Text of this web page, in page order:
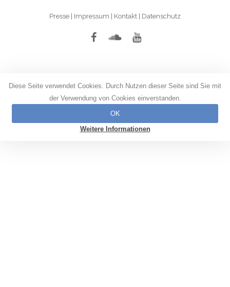
Presse | Impressum | Kontakt | Datenschutz
Diese Seite verwendet Cookies. Durch Nutzen dieser Seite sind Sie mit
der Verwendung von Cookies einverstanden.
OK
Weitere Informationen